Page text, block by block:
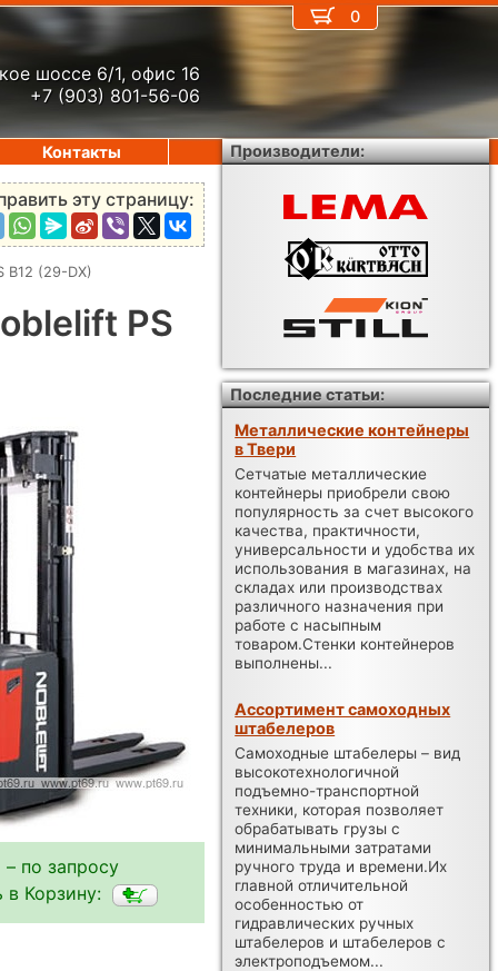
шоссе 6/1, офис 16
+7 (903) 801-56-06
эту страницу:
B12 (29-DX)
PS
по запросу
в Корзину:
0
Контакты Производители:
Последние статьи:
Металлические контейнеры
в Твери
Сетчатые металлические
контейнеры приобрели свою
популярность за счет высокого
качества, практичности,
универсальности и удобства их
использования в магазинах, на
складах или производствах
различного назначения при
работе с насыпным
товаром.Стенки контейнеров
выполнены...
Ассортимент самоходных
штабелеров
Самоходные штабелеры – вид
высокотехнологичной
подъемно-транспортной
техники, которая позволяет
обрабатывать грузы с
минимальными затратами
ручного труда и времени.Их
главной отличительной
особенностью от
гидравлических ручных
штабелеров и штабелеров с
электроподъемом...